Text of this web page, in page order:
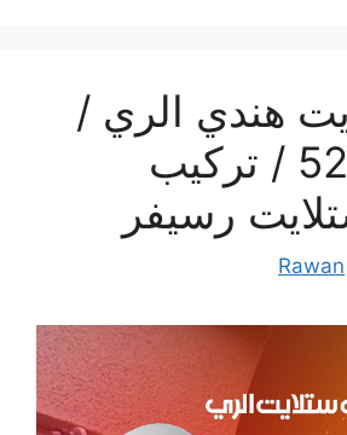
هندي الري /
52520080 / تركيب
رسيفر
Rawan